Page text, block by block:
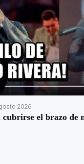
2026
el brazo de